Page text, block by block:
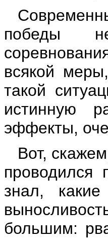
победы
всякой
такой
истинную
эффекты,
Вот,
проводился
знал,
большим: